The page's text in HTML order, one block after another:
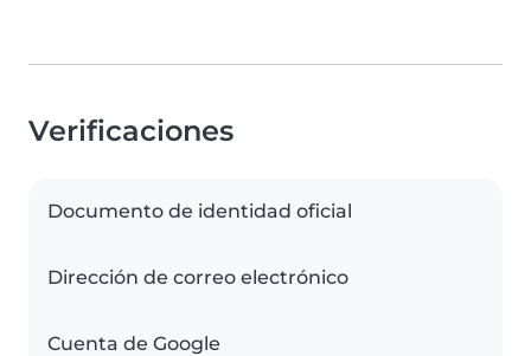
Verificaciones
Documento de identidad oficial
Dirección de correo electrónico
Cuenta de Google